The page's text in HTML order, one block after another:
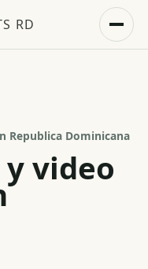
RD
Republica Dominicana
video